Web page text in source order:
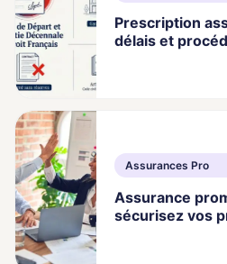
Prescription
délais et
Assurances Pro
Assurance
sécurisez vos